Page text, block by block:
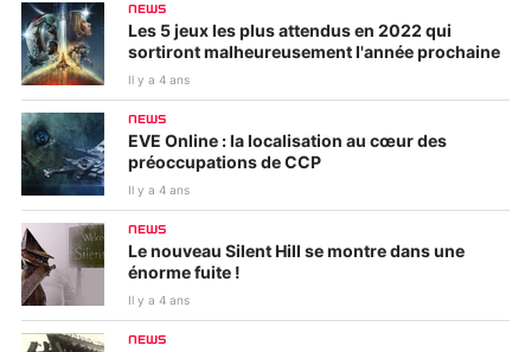
NEWS
Les 5 jeux les plus attendus en 2022 qui
sortiront malheureusement l'année prochaine
Il y a 4 ans
NEWS
EVE Online : la localisation au cœur des
préoccupations de CCP
Il y a 4 ans
NEWS
Le nouveau Silent Hill se montre dans une
énorme fuite !
Il y a 4 ans
NEWS